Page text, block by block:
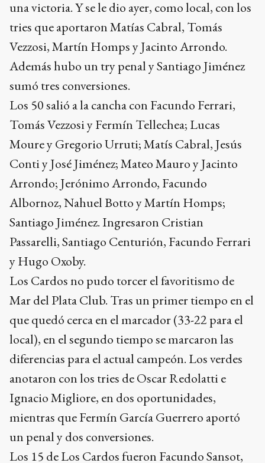
una victoria. Y se le dio ayer, como local, con los
tries que aportaron Matías Cabral, Tomás
Vezzosi, Martín Homps y Jacinto Arrondo.
Además hubo un try penal y Santiago Jiménez
sumó tres conversiones.
Los 50 salió a la cancha con Facundo Ferrari,
Tomás Vezzosi y Fermín Tellechea; Lucas
Moure y Gregorio Urruti; Matís Cabral, Jesús
Conti y José Jiménez; Mateo Mauro y Jacinto
Arrondo; Jerónimo Arrondo, Facundo
Albornoz, Nahuel Botto y Martín Homps;
Santiago Jiménez. Ingresaron Cristian
Passarelli, Santiago Centurión, Facundo Ferrari
y Hugo Oxoby.
Los Cardos no pudo torcer el favoritismo de
Mar del Plata Club. Tras un primer tiempo en el
que quedó cerca en el marcador (33-22 para el
local), en el segundo tiempo se marcaron las
diferencias para el actual campeón. Los verdes
anotaron con los tries de Oscar Redolatti e
Ignacio Migliore, en dos oportunidades,
mientras que Fermín García Guerrero aportó
un penal y dos conversiones.
Los 15 de Los Cardos fueron Facundo Sansot,